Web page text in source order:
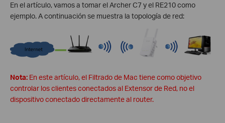
En el artículo, vamos a tomar el Archer C7 y el RE210 como
ejemplo. A continuación se muestra la topología de red:
Nota: En este artículo, el Filtrado de Mac tiene como objetivo
controlar los clientes conectados al Extensor de Red, no el
dispositivo conectado directamente al router.